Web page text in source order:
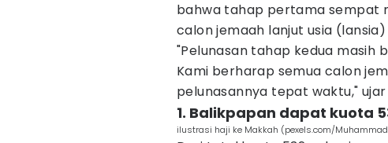
bahwa tahap pertama sempat
calon jemaah lanjut usia
"Pelunasan tahap kedua masih
Kami berharap semua calon
pelunasannya tepat waktu,"
1. Balikpapan dapat kuota
ilustrasi haji ke Makkah (pexels.com/